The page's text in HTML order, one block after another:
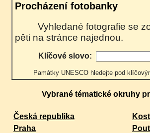
Procházení fotobanky
Vyhledané fotografie se zobrazují postupně po
pěti na stránce najednou.
Klíčové slovo:
Památky UNESCO hledejte pod
Vybrané tématické okruhy
Česká republika
Praha